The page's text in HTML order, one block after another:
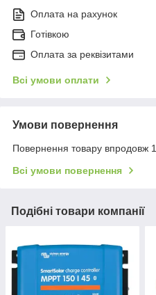
Оплата на рахунок
Готівкою
Оплата за реквізитами
Всі умови оплати
Умови повернення
Повернення товару впродовж
Всі умови повернення
Подібні товари компанії